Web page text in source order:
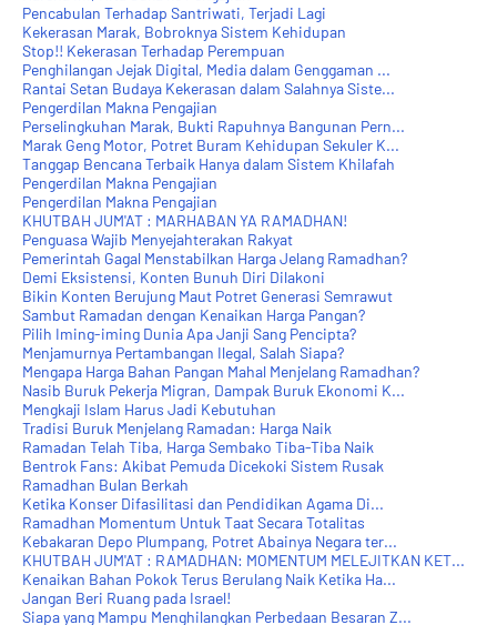
Pencabulan Terhadap Santriwati, Terjadi Lagi
Kekerasan Marak, Bobroknya Sistem Kehidupan
Stop!! Kekerasan Terhadap Perempuan
Penghilangan Jejak Digital, Media dalam Genggaman ...
Rantai Setan Budaya Kekerasan dalam Salahnya Siste...
Pengerdilan Makna Pengajian
Perselingkuhan Marak, Bukti Rapuhnya Bangunan Pern...
Marak Geng Motor, Potret Buram Kehidupan Sekuler K...
Tanggap Bencana Terbaik Hanya dalam Sistem Khilafah
Pengerdilan Makna Pengajian
Pengerdilan Makna Pengajian
KHUTBAH JUM'AT : MARHABAN YA RAMADHAN!
Penguasa Wajib Menyejahterakan Rakyat
Pemerintah Gagal Menstabilkan Harga Jelang Ramadhan?
Demi Eksistensi, Konten Bunuh Diri Dilakoni
Bikin Konten Berujung Maut Potret Generasi Semrawut
Sambut Ramadan dengan Kenaikan Harga Pangan?
Pilih Iming-iming Dunia Apa Janji Sang Pencipta?
Menjamurnya Pertambangan Ilegal, Salah Siapa?
Mengapa Harga Bahan Pangan Mahal Menjelang Ramadhan?
Nasib Buruk Pekerja Migran, Dampak Buruk Ekonomi K...
Mengkaji Islam Harus Jadi Kebutuhan
Tradisi Buruk Menjelang Ramadan: Harga Naik
Ramadan Telah Tiba, Harga Sembako Tiba-Tiba Naik
Bentrok Fans: Akibat Pemuda Dicekoki Sistem Rusak
Ramadhan Bulan Berkah
Ketika Konser Difasilitasi dan Pendidikan Agama Di...
Ramadhan Momentum Untuk Taat Secara Totalitas
Kebakaran Depo Plumpang, Potret Abainya Negara ter...
KHUTBAH JUM'AT : RAMADHAN: MOMENTUM MELEJITKAN KET...
Kenaikan Bahan Pokok Terus Berulang Naik Ketika Ha...
Jangan Beri Ruang pada Israel!
Siapa yang Mampu Menghilangkan Perbedaan Besaran Z...